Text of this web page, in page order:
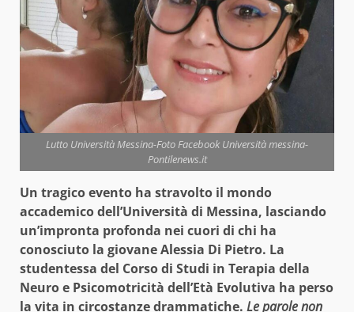
Lutto Università Messina-Foto Facebook Università messina-
Pontilenews.it
Un tragico evento ha stravolto il mondo
accademico dell’Università di Messina, lasciando
un’impronta profonda nei cuori di chi ha
conosciuto la giovane Alessia Di Pietro. La
studentessa del Corso di Studi in Terapia della
Neuro e Psicomotricità dell’Età Evolutiva ha perso
la vita in circostanze drammatiche. Le parole non